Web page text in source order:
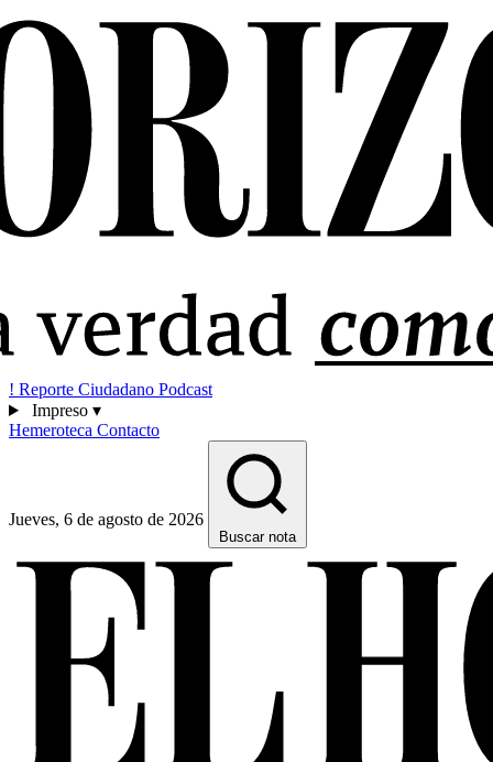
! Reporte Ciudadano Podcast
Impreso ▾
Hemeroteca Contacto
Jueves, 6 de agosto de 2026
Buscar nota